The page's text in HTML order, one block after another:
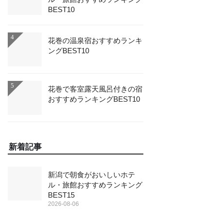
BEST10
4
花巻の温泉宿おすすめランキ
ングBEST10
5
花巻で客室露天風呂付きの宿
おすすめランキングBEST10
新着記事
新潟で朝食がおいしいホテ
ル・旅館おすすめランキング
BEST15
2026-08-06